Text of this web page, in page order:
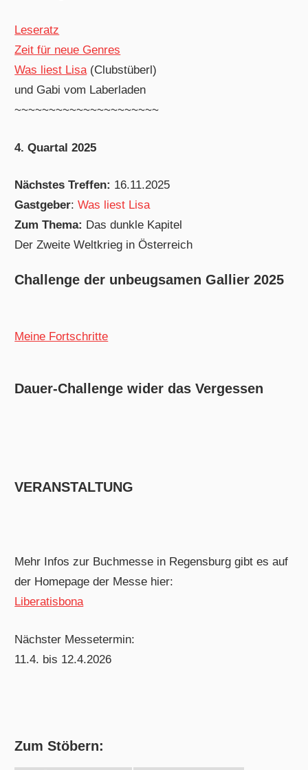
Leseratz
Zeit für neue Genres
Was liest Lisa(Clubstüberl)
und Gabi vom Laberladen
~~~~~~~~~~~~~~~~~~~~~
4. Quartal 2025
Nächstes Treffen: 16.11.2025
Gastgeber:Was liest Lisa
Zum Thema: Das dunkle Kapitel
Der Zweite Weltkrieg in Österreich
Challenge der unbeugsamen Gallier 2025
Meine Fortschritte
Dauer-Challenge wider das Vergessen
VERANSTALTUNG
Mehr Infos zur Buchmesse in Regensburg gibt es auf
der Homepage der Messe hier:
Liberatisbona
Nächster Messetermin:
11.4. bis 12.4.2026
Zum Stöbern: